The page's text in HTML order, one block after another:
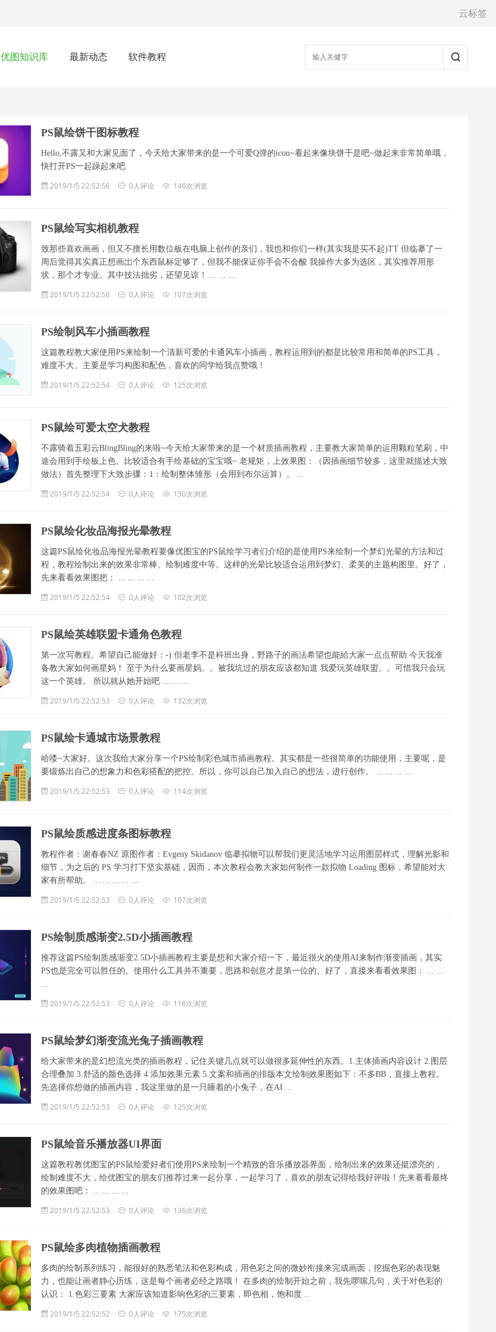
云标签
优图知识库 最新动态 软件教程
PS鼠绘饼干图标教程
Hello,不露又和大家见面了，今天给大家带来的是一个可爱Q弹的icon~看起来像块饼干是吧~做起来非常简单哦，
快打开PS一起躁起来吧
2019/1/5 22:52:56 0人评论 146次浏览
PS鼠绘写实相机教程
致那些喜欢画画，但又不擅长用数位板在电脑上创作的亲们，我也和你们一样(其实我是买不起)TT 但临摹了一
周后觉得其实真正想画岀个东西鼠标定够了，但我不能保证你手会不会酸 我操作大多为选区，其实推荐用形
状，那个才专业。其中技法拙劣，还望见谅！ ... ... ...
2019/1/5 22:52:56 0人评论 107次浏览
PS绘制风车小插画教程
这篇教程教大家使用PS来绘制一个清新可爱的卡通风车小插画，教程运用到的都是比较常用和简单的PS工具，
难度不大。主要是学习构图和配色，喜欢的同学给我点赞哦！
2019/1/5 22:52:54 0人评论 125次浏览
PS鼠绘可爱太空犬教程
不露骑着五彩云BlingBling的来啦~今天给大家带来的是一个材质插画教程，主要教大家简单的运用颗粒笔刷，中
途会用到手绘板上色。比较适合有手绘基础的宝宝哦~ 老规矩，上效果图：（因插画细节较多，这里就描述大致
做法）首先整理下大致步骤：1：绘制整体雏形（会用到布尔运算）。 ...
2019/1/5 22:52:54 0人评论 130次浏览
PS鼠绘化妆品海报光晕教程
这篇PS鼠绘化妆品海报光晕教程要像优图宝的PS鼠绘学习者们介绍的是使用PS来绘制一个梦幻光晕的方法和过
程，教程绘制出来的效果非常棒。绘制难度中等。这样的光晕比较适合运用到梦幻、柔美的主题构图里。好了，
先来看看效果图把： ... ... ... ...
2019/1/5 22:52:54 0人评论 102次浏览
PS鼠绘英雄联盟卡通角色教程
第一次写教程。希望自己能做好：-) 但老李不是科班出身，野路子的画法希望也能給大家一点点帮助 今天我准
备教大家如何画星妈！ 至于为什么要画星妈。。被我坑过的朋友应该都知道 我爱玩英雄联盟。。可惜我只会玩
这一个英雄。 所以就从她开始吧 ... ... ...
2019/1/5 22:52:53 0人评论 132次浏览
PS鼠绘卡通城市场景教程
哈喽~大家好。这次我给大家分享一个PS绘制彩色城市插画教程。其实都是一些很简单的功能使用，主要呢，是
要锻炼出自己的想象力和色彩搭配的把控。所以，你可以自己加入自己的想法，进行创作。 ... ... ... ...
2019/1/5 22:52:53 0人评论 114次浏览
PS鼠绘质感进度条图标教程
教程作者：谢春春NZ 原图作者：Evgeny Skidanov 临摹拟物可以帮我们更灵活地学习运用图层样式，理解光影和
细节，为之后的 PS 学习打下坚实基础，因而，本次教程会教大家如何制作一款拟物 Loading 图标，希望能对大
家有所帮助。 ... ... ... ... ...
2019/1/5 22:52:53 0人评论 107次浏览
PS绘制质感渐变2.5D小插画教程
推荐这篇PS绘制质感渐变2.5D小插画教程主要是想和大家介绍一下，最近很火的使用AI来制作渐变插画，其实
PS也是完全可以胜任的。使用什么工具并不重要，思路和创意才是第一位的。好了，直接来看看效果图： ... ...
...
2019/1/5 22:52:53 0人评论 118次浏览
PS鼠绘梦幻渐变流光兔子插画教程
给大家带来的是幻想流光类的插画教程，记住关键几点就可以做很多延伸性的东西。1.主体插画内容设计 2.图层
合理叠加 3.舒适的颜色选择 4.添加效果元素 5.文案和插画的排版本文绘制效果图如下：不多BB，直接上教程。
先选择你想做的插画内容，我这里做的是一只睡着的小兔子，在AI ...
2019/1/5 22:52:53 0人评论 125次浏览
PS鼠绘音乐播放器UI界面
这篇教程教优图宝的PS鼠绘爱好者们使用PS来绘制一个精致的音乐播放器界面，绘制出来的效果还挺漂亮的，
绘制难度不大，给优图宝的朋友们推荐过来一起分享，一起学习了，喜欢的朋友记得给我好评啦！先来看看最终
的效果图吧： ... ... ... ...
2019/1/5 22:52:53 0人评论 136次浏览
PS鼠绘多肉植物插画教程
多肉的绘制系列练习，能很好的熟悉笔法和色彩构成，用色彩之间的微妙衔接来完成画面，挖掘色彩的表现魅
力，也能让画者静心历练，这是每个画者必经之路哦！ 在多肉的绘制开始之前，我先啰嗦几句，关于对色彩的
认识： 1.色彩三要素 大家应该知道影响色彩的三要素，即色相，饱和度 ...
2019/1/5 22:52:52 0人评论 175次浏览